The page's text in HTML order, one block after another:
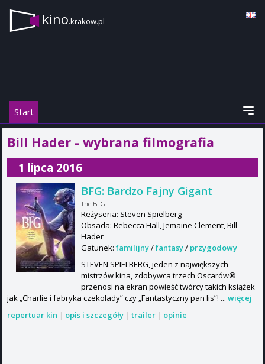
kino.krakow.pl
Start
Bill Hader - wybrana filmografia
1 lipca 2016
BFG: Bardzo Fajny Gigant
The BFG
Reżyseria: Steven Spielberg
Obsada: Rebecca Hall, Jemaine Clement, Bill
Hader
Gatunek: familijny/fantasy/ przygodowy
STEVEN SPIELBERG, jeden z największych
mistrzów kina, zdobywca trzech Oscarów®
przenosi na ekran powieść twórcy takich książek
jak „Charlie i fabryka czekolady” czy „Fantastyczny pan lis”! ... więcej
repertuar kin | opis i szczegóły | trailer | opinie